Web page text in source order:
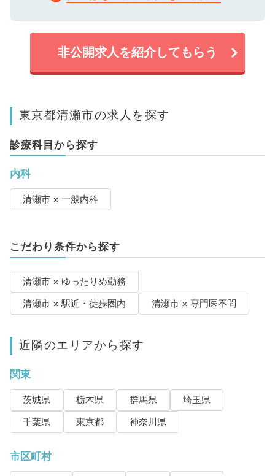
非公開求人を紹介してもらう
東京都清瀬市の求人を探す
診療科目から探す
内科
清瀬市 × 一般内科
こだわり条件から探す
清瀬市 × ゆったりめ勤務
清瀬市 × 駅近・徒歩圏内
清瀬市 × 専門医不問
近隣のエリアから探す
関東
茨城県 栃木県 群馬県
埼玉県
千葉県
東京都 神奈川県
市区町村